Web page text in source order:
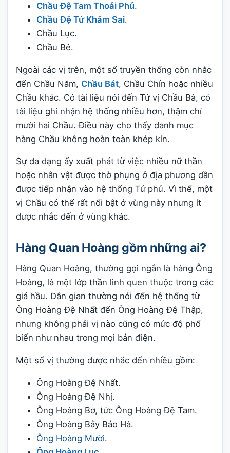
Chầu Đệ Tam Thoải Phủ.
Chầu Đệ Tứ Khâm Sai.
Chầu Lục.
Chầu Bé.
Ngoài các vị trên, một số truyền thống còn nhắc
đến Chầu Năm, Chầu Bát, Chầu Chín hoặc nhiều
Chầu khác. Có tài liệu nói đến Tứ vị Chầu Bà, có
tài liệu ghi nhận hệ thống nhiều hơn, thậm chí
mười hai Chầu. Điều này cho thấy danh mục
hàng Chầu không hoàn toàn khép kín.
Sự đa dạng ấy xuất phát từ việc nhiều nữ thần
hoặc nhân vật được thờ phụng ở địa phương dần
được tiếp nhận vào hệ thống Tứ phủ. Vì thế, một
vị Chầu có thể rất nổi bật ở vùng này nhưng ít
được nhắc đến ở vùng khác.
Hàng Quan Hoàng gồm những ai?
Hàng Quan Hoàng, thường gọi ngắn là hàng Ông
Hoàng, là một lớp thần linh quen thuộc trong các
giá hầu. Dân gian thường nói đến hệ thống từ
Ông Hoàng Đệ Nhất đến Ông Hoàng Đệ Thập,
nhưng không phải vị nào cũng có mức độ phổ
biến như nhau trong mọi bản điện.
Một số vị thường được nhắc đến nhiều gồm:
Ông Hoàng Đệ Nhất.
Ông Hoàng Đệ Nhị.
Ông Hoàng Bơ, tức Ông Hoàng Đệ Tam.
Ông Hoàng Bảy Bảo Hà.
Ông Hoàng Mười.